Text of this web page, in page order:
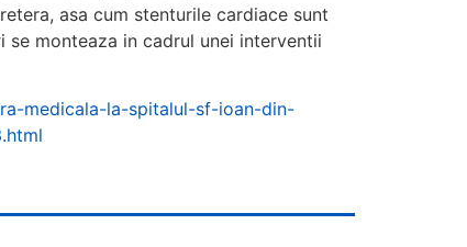
asa cum stenturile cardiace sunt
monteaza in cadrul unei interventii
medicala-la-spitalul-sf-ioan-din-